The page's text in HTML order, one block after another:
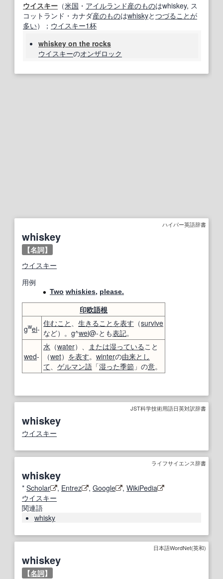
ウイスキー （米国 ・ アイルランド産のものはwhiskey, ス
コットランド・カナダ産のものはwhiskyとつづることが
多い）； ウイスキー1杯
whiskey on the rocks
ウイスキーのオンザロック
ハイパー英語辞書
whiskey
【名詞】
ウイスキー
用例
Two whiskies, please.
印欧語根
gwei-
住むこと 、 生きること を表す （survive
など）。g^wei@-とも表記。
wed-
水 （water）、 または湿っていること
（wet） を表す。 winterの由来とし
て、 ゲルマン語 「湿った季節 」の意。
JST科学技術用語日英対訳辞書
whiskey
ウイスキー
ライフサイエンス辞書
whiskey
* Scholar , Entrez , Google , WikiPedia
ウイスキー
関連語
whisky
日本語WordNet(英和)
whiskey
【名詞】